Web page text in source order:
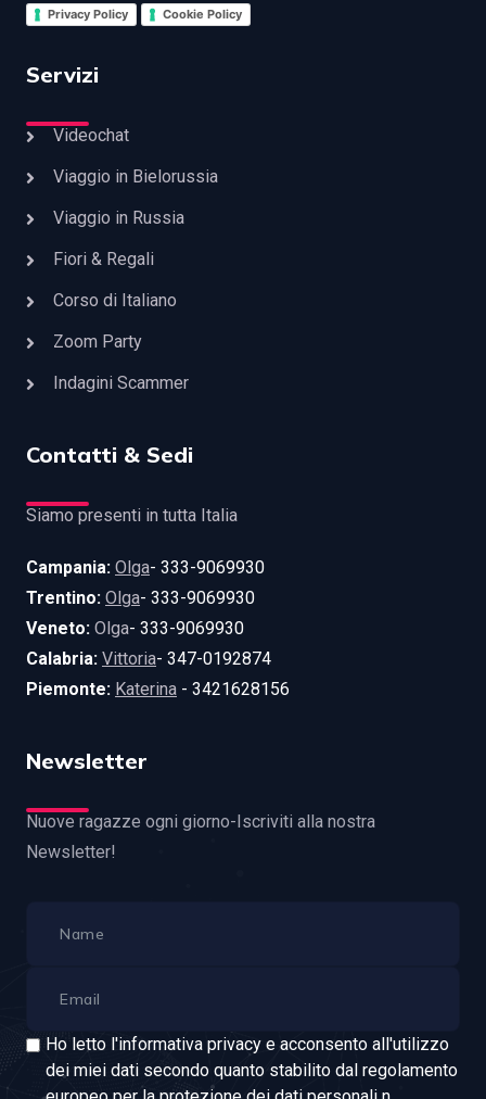
Privacy Policy Cookie Policy
Servizi
Videochat
Viaggio in Bielorussia
Viaggio in Russia
Fiori & Regali
Corso di Italiano
Zoom Party
Indagini Scammer
Contatti & Sedi
Siamo presenti in tutta Italia
Campania: Olga- 333-9069930
Trentino: Olga- 333-9069930
Veneto: Olga- 333-9069930
Calabria: Vittoria- 347-0192874
Piemonte: Katerina - 3421628156
Newsletter
Nuove ragazze ogni giorno-Iscriviti alla nostra
Newsletter!
Ho letto l'informativa privacy e acconsento all'utilizzo
dei miei dati secondo quanto stabilito dal regolamento